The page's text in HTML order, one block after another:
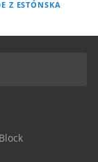
Z ESTÓNSKA